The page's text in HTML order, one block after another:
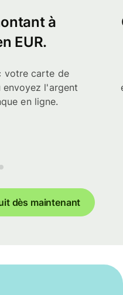
à
EUR.
votre carte de
l'argent
en ligne.
dès maintenant